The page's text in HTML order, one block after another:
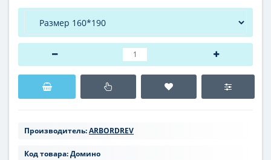
Производитель:ARBORDREV
Код товара:Домино